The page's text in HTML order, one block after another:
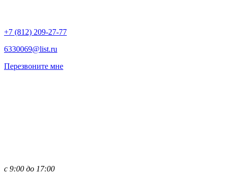
+7 (812) 209-27-77
6330069@list.ru
Перезвоните мне
с 9:00 до 17:00